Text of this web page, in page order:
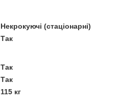
Некрокуючі (стаціонарні)
Так
Так
Так
115 кг